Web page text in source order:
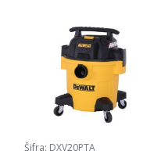
Šifra: DXV20PTA